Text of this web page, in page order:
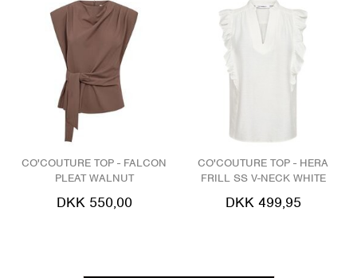
CO'COUTURE TOP - FALCON
PLEAT WALNUT
DKK 550,00
CO'COUTURE TOP - HERA
FRILL SS V-NECK WHITE
DKK 499,95